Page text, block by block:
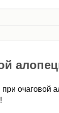
очаговой